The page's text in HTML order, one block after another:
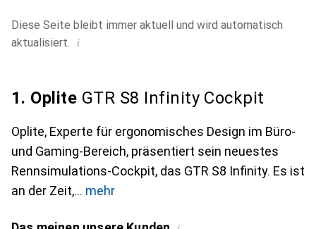
Diese Seite bleibt immer aktuell und wird automatisch
aktualisiert. i
1. Oplite GTR S8 Infinity Cockpit
Oplite, Experte für ergonomisches Design im Büro-
und Gaming-Bereich, präsentiert sein neuestes
Rennsimulations-Cockpit, das GTR S8 Infinity. Es ist
an der Zeit,
mehr